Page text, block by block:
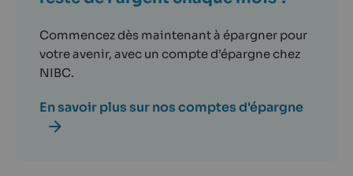
Commencez dès maintenant à épargner pour
votre avenir, avec un compte d’épargne chez
NIBC.
En savoir plus sur nos comptes d'épargne